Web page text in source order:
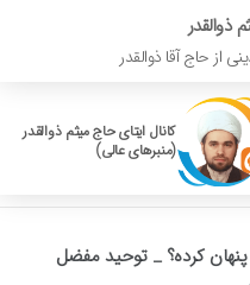
از حاج آقا ذوالقدر
کانال ایتای حاج میثم ذوالقدر
(منبرهای عالی)
کرده؟ _ توحید مفضل